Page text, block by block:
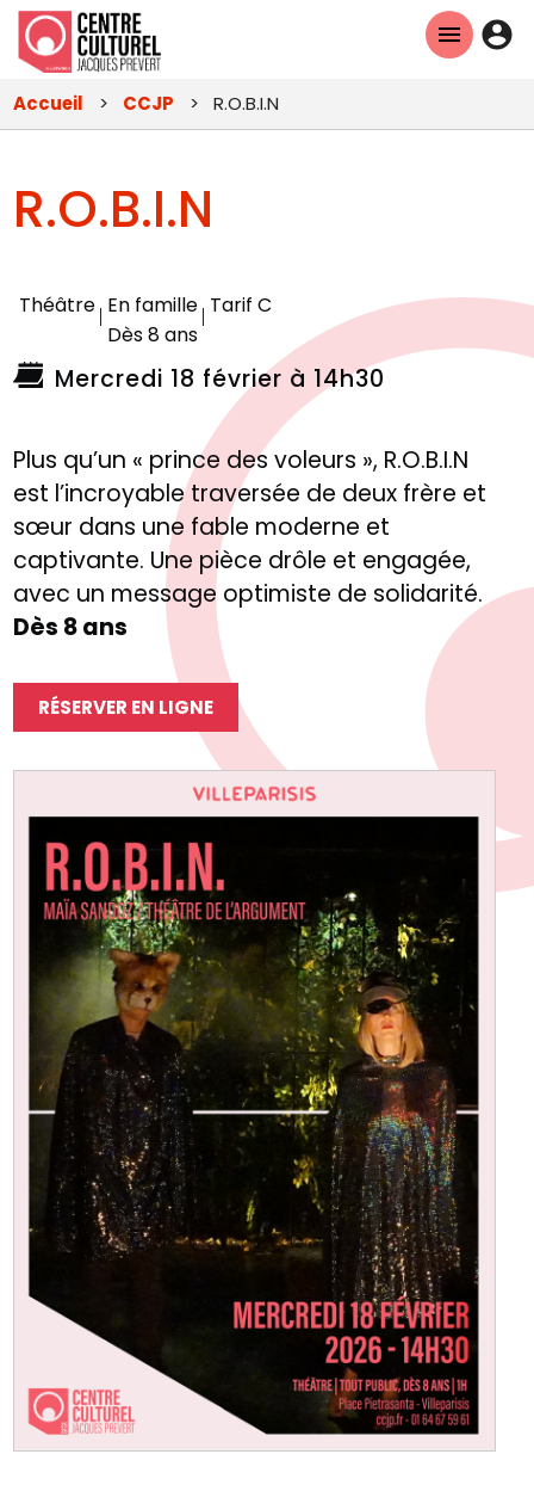
principal
En-
Accueil CCJP R.O.B.I.N
R.O.B.I.N
Théâtre En famille
Dès 8 ans
Tarif C
Mercredi 18 février à 14h30
Plus qu’un « prince des voleurs », R.O.B.I.N
est l’incroyable traversée de deux frère et
sœur dans une fable moderne et
captivante. Une pièce drôle et engagée,
avec un message optimiste de solidarité.
Dès 8 ans
RÉSERVER EN LIGNE